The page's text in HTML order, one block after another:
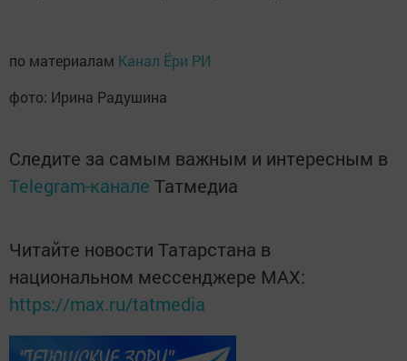
по материалам Канал Ёри РИ
фото: Ирина Радушина
Следите за самым важным и интересным в
Telegram-канале Татмедиа
Читайте новости Татарстана в
национальном мессенджере MАХ:
https://max.ru/tatmedia